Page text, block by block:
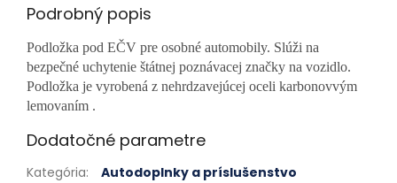
Podrobný popis
Podložka pod EČV pre osobné automobily. Slúži na
bezpečné uchytenie štátnej poznávacej značky na vozidlo.
Podložka je vyrobená z nehrdzavejúcej oceli karbonovvým
lemovaním .
Dodatočné parametre
Kategória:
Autodoplnky a príslušenstvo